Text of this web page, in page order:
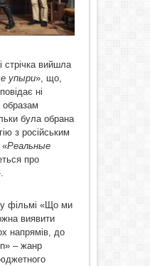
стрічка вийшла
упыри», що,
ні
образам
була обрана
з російським
«Реальные
про
фільмі «Що ми
виявити
напрямів, до
– жанр